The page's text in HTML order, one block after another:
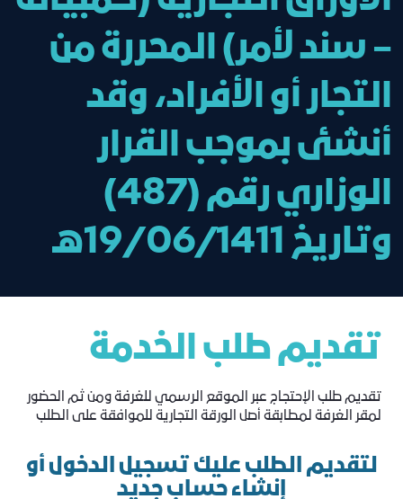
– سند لأمر) المحررة من
التجار أو الأفراد، وقد
أنشئ بموجب القرار
الوزاري رقم (487)
وتاريخ 19/06/1411هـ
تقديم طلب الخدمة
تقديم طلب الإحتجاج عبر الموقع الرسمي للغرفة ومن ثم الحضور
لمقر الغرفة لمطابقة أصل الورقة التجارية للموافقة على الطلب
لتقديم الطلب عليك تسجيل الدخول أو
إنشاء حساب جديد